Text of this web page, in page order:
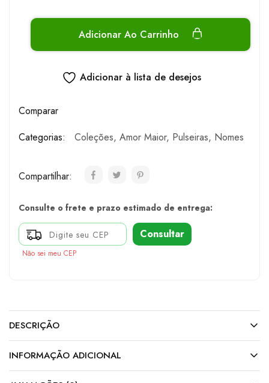
Adicionar Ao Carrinho
Adicionar à lista de desejos
Comparar
Categorias:
Coleções, Amor Maior, Pulseiras, Nomes
Compartilhar:
Consulte o frete e prazo estimado de entrega:
Consultar
Não sei meu CEP
DESCRIÇÃO
INFORMAÇÃO ADICIONAL